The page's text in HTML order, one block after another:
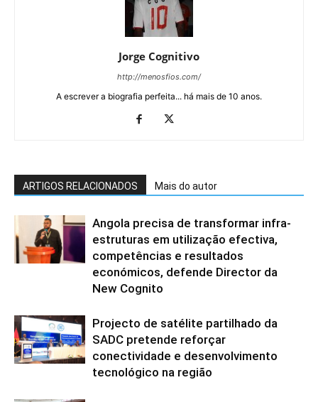
Jorge Cognitivo
http://menosfios.com/
A escrever a biografia perfeita... há mais de 10 anos.
ARTIGOS RELACIONADOS Mais do autor
Angola precisa de transformar infra-
estruturas em utilização efectiva,
competências e resultados
económicos, defende Director da
New Cognito
Projecto de satélite partilhado da
SADC pretende reforçar
conectividade e desenvolvimento
tecnológico na região